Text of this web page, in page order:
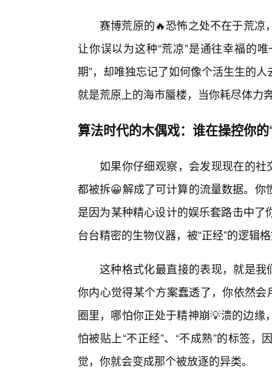
赛博荒原的🔥恐怖之处不在于荒
让你误以为这种“荒凉”是通往幸福的
期”，却唯独忘记了如何像个活生生的
就是荒原上的海市蜃楼，当你耗尽体力
算法时代的木偶戏：谁在操控你
如果你仔细观察，会发现现在的社
都被拆😀解成了可计算的流量数据。
是因为某种精心设计的娱乐套路击中
台台精密的生物仪器，被“正经”的逻辑
这种格式化最直接的表现，就是我
你内心觉得某个方案蠢透了，你依然
圈里，哪怕你正处于精神崩💡溃的边
怕被贴上“不正经”、“不成熟”的标签
觉，你就会变成那个被放逐的异类。